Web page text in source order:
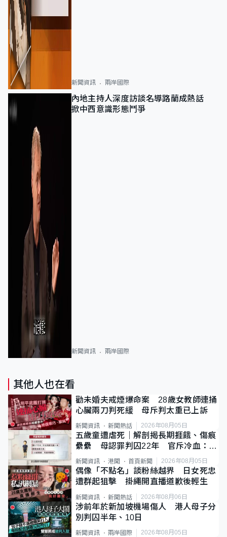
新聞資訊 兩岸國際
內地主持人深度訪談名導路蘭成熱話
掀中西意識形態鬥爭
新聞資訊 兩岸國際
其他人也在看
勸未婚夫戒煙爆命案 28歲女教師連捅
心臟兩刀判死緩 母斥判太重已上訴
新聞資訊 新聞熱話 2026年08月05日
五歲童遭虐死｜解剖揭長期捱餓、傷痕
纍纍 母認罪判囚22年 官斥冷血：同
類案最惡劣
新聞資訊 港聞 首頁新聞 2026年08月05日
偶像「不點名」談粉絲越界 日女死忠
遭群起狙擊 掛繩開直播道歉後輕生
新聞資訊 新聞熱話 2026年08月06日
涉前年於新加坡機場傷人 港人母子分
別判囚半年、10日
新聞資訊 兩岸國際 2026年08月05日